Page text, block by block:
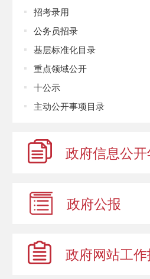
招考录用
公务员招录
基层标准化目录
重点领域公开
十公示
主动公开事项目录
政府信息公
政府公报
政府网站工